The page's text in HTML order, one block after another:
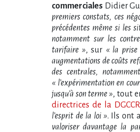
commerciales Didier
premiers constats, ces
précédentes même si les
notamment sur les
tarifaire », sur « la prise
augmentations de coûts
des centrales,
« l’expérimentation en
jusqu’à son terme », tout
directrices de la
l’esprit de la loi ». Ils ont
valoriser davantage la